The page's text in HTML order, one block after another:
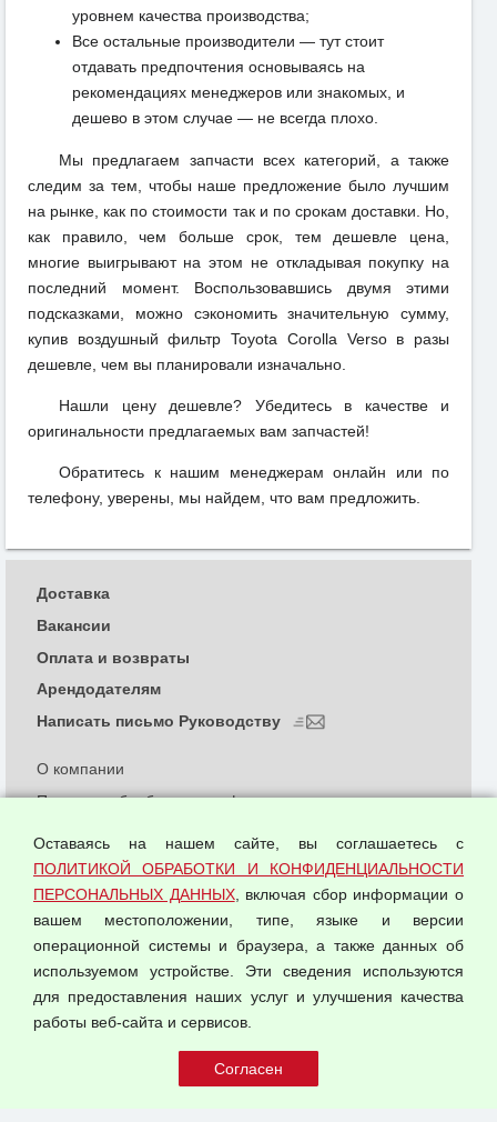
уровнем качества производства;
Все остальные производители — тут стоит
отдавать предпочтения основываясь на
рекомендациях менеджеров или знакомых, и
дешево в этом случае — не всегда плохо.
Мы предлагаем запчасти всех категорий, а также
следим за тем, чтобы наше предложение было лучшим
на рынке, как по стоимости так и по срокам доставки. Но,
как правило, чем больше срок, тем дешевле цена,
многие выигрывают на этом не откладывая покупку на
последний момент. Воспользовавшись двумя этими
подсказками, можно сэкономить значительную сумму,
купив воздушный фильтр Toyota Corolla Verso в разы
дешевле, чем вы планировали изначально.
Нашли цену дешевле? Убедитесь в качестве и
оригинальности предлагаемых вам запчастей!
Обратитесь к нашим менеджерам онлайн или по
телефону, уверены, мы найдем, что вам предложить.
© 2026 ООО "Феникс"
О компании
Политика обработки и конфиденциальности
Согласием на обработку персональных данных
Оферта оптовой купли-продажи
Публичная оферта
Доставка
Вакансии
Оплата и возвраты
Арендодателям
Написать письмо Руководству
Оставаясь на нашем сайте, вы соглашаетесь с
ПОЛИТИКОЙ ОБРАБОТКИ И КОНФИДЕНЦИАЛЬНОСТИ
ПЕРСОНАЛЬНЫХ ДАННЫХ, включая сбор информации о
вашем местоположении, типе, языке и версии
операционной системы и браузера, а также данных об
используемом устройстве. Эти сведения используются
для предоставления наших услуг и улучшения качества
работы веб-сайта и сервисов.